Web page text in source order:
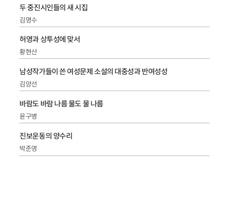
두 중진시인들의 새 시집
김명수
허영과 상투성에 맞서
황현산
남성작가들이 쓴 여성문제 소설의 대중성과 반여성성
김양선
바람도 바람 나름 물도 물 나름
윤구병
진보운동의 양수리
박준영